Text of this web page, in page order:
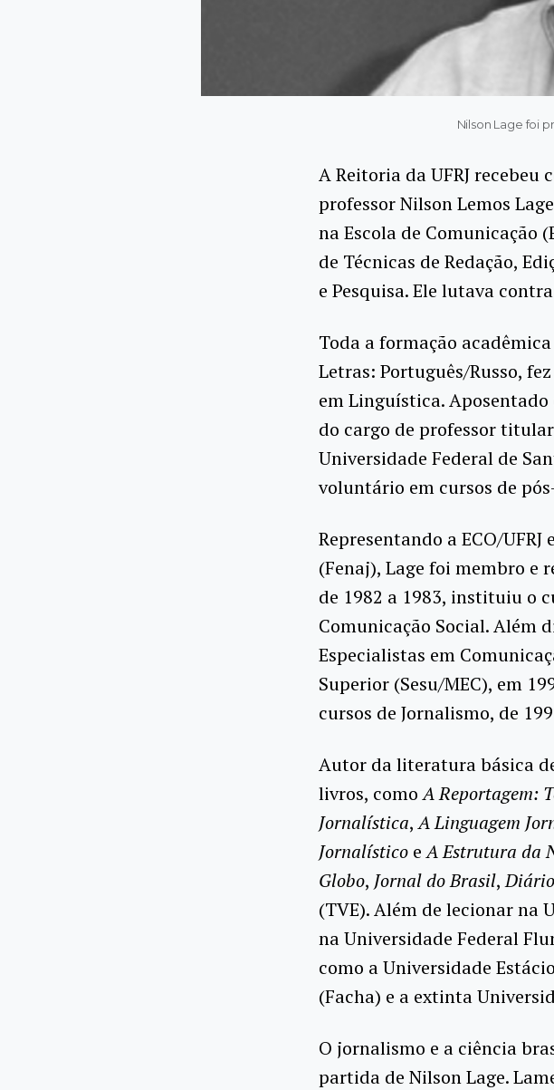
Nilson Lage foi
A Reitoria da UFRJ
professor Nilson Lemos
na Escola de Comunicação
de Técnicas de Redação,
e Pesquisa. Ele lutava
Toda a formação
Letras: Português/Russo,
em Linguística.
do cargo de professor
Universidade Federal de
voluntário em cursos de
Representando a ECO/
(Fenaj), Lage foi membro e
de 1982 a 1983, instituiu o
Comunicação Social. Além
Especialistas em
Superior (Sesu/MEC), em
cursos de Jornalismo, de
Autor da literatura básica
livros, comoA Reportagem:
Jornalística,A Linguagem
Jornalístico eA Estrutura da
Globo, Jornal do Brasil,
(TVE). Além de lecionar na
na Universidade Federal
como a Universidade
(Facha) e a extinta
O jornalismo e a ciência
partida de Nilson Lage.